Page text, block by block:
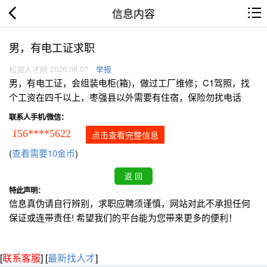
信息内容
男，有电工证求职
松滋人才网 2026.08.07 举报
男，有电工证，会组装电柜(箱)，做过工厂维修；C1驾照，找
个工资在四千以上，枣强县以外需要有住宿，保险勿扰电话
联系人手机/微信：
156****5622 点击查看完整信息
(查看需要10金币)
特此声明：
信息真伪请自行辨别，求职应聘须谨慎，网站对此不承担任何
保证或连带责任! 希望我们的平台能为您带来更多的便利！
[联系客服] [最新找人才]